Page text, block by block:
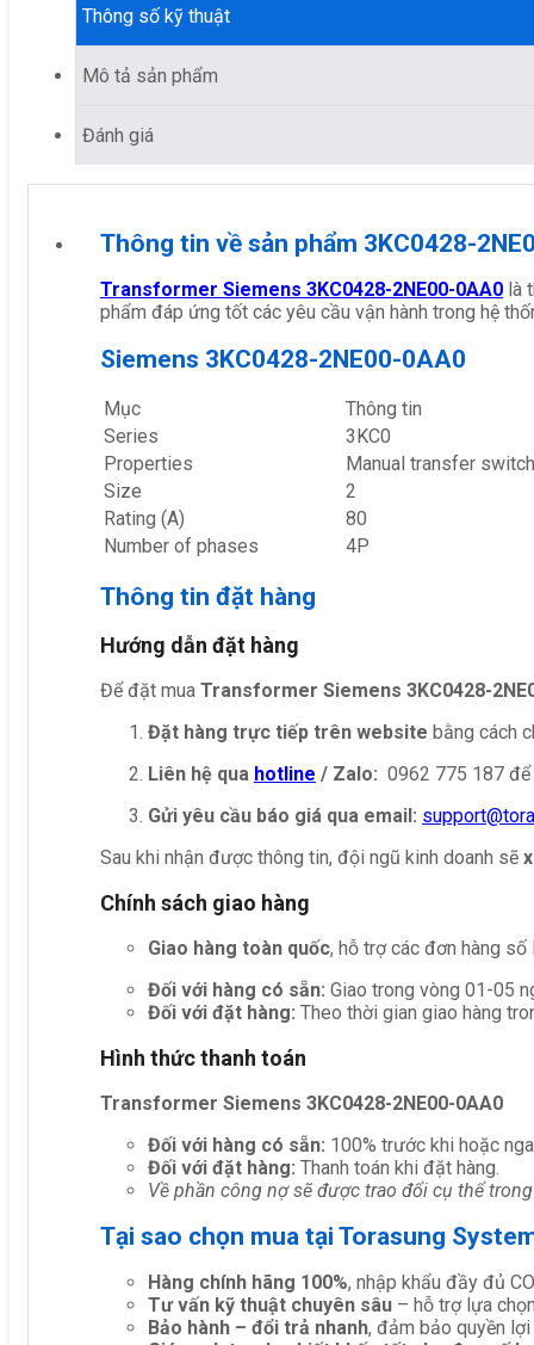
Thông số kỹ thuật
Mô tả sản phẩm
Đánh giá
Thông tin về sản phẩm 3KC0428-
Transformer Siemens 3KC0428-2NE00-0AA0 là
phẩm đáp ứng tốt các yêu cầu vận hành trong hệ
Siemens 3KC0428-2NE00-0AA0
Mục
Thông tin
Series
3KC0
Properties
Manual transfer
Size
2
Rating (A)
80
Number of phases
4P
Thông tin đặt hàng
Hướng dẫn đặt hàng
Để đặt mua Transformer Siemens 3KC0428-
Đặt hàng trực tiếp trên website bằng cách
Liên hệ qua hotline / Zalo: 0962 775 187
Gửi yêu cầu báo giá qua email:
Sau khi nhận được thông tin, đội ngũ kinh doanh sẽ
Chính sách giao hàng
Giao hàng toàn quốc, hỗ trợ các đơn hàng số
Đối với hàng có sẵn: Giao trong vòng 01-05
Đối với đặt hàng: Theo thời gian giao hàng
Hình thức thanh toán
Transformer Siemens 3KC0428-2NE00-0AA0
Đối với hàng có sẵn: 100% trước khi hoặc
Đối với đặt hàng: Thanh toán khi đặt hàng.
Về phần công nợ sẽ được trao đổi cụ thể
Tại sao chọn mua tại Torasung
Hàng chính hãng 100%, nhập khẩu đầy đủ
Tư vấn kỹ thuật chuyên sâu – hỗ trợ lựa
Bảo hành – đổi trả nhanh, đảm bảo quyền lợi